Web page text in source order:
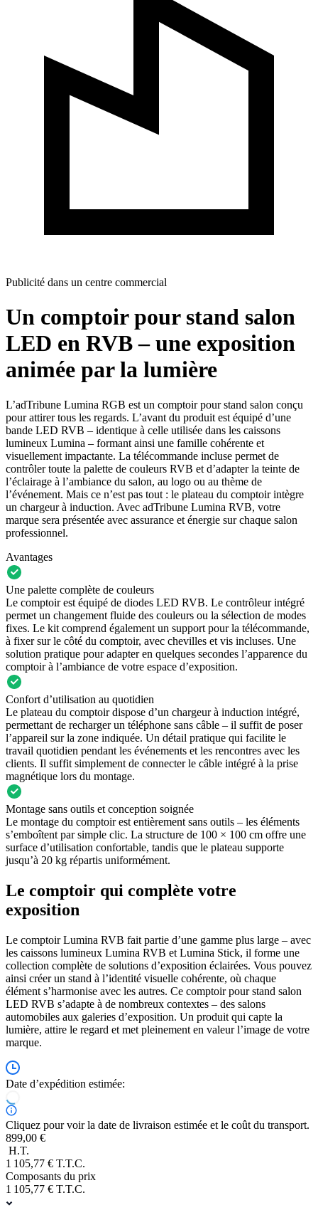
Publicité dans un centre commercial
Un comptoir pour stand salon
LED en RVB – une exposition
animée par la lumière
L’adTribune Lumina RGB est un comptoir pour stand salon conçu
pour attirer tous les regards. L’avant du produit est équipé d’une
bande LED RVB – identique à celle utilisée dans les caissons
lumineux Lumina – formant ainsi une famille cohérente et
visuellement impactante. La télécommande incluse permet de
contrôler toute la palette de couleurs RVB et d’adapter la teinte de
l’éclairage à l’ambiance du salon, au logo ou au thème de
l’événement. Mais ce n’est pas tout : le plateau du comptoir intègre
un chargeur à induction. Avec adTribune Lumina RVB, votre
marque sera présentée avec assurance et énergie sur chaque salon
professionnel.
Avantages
Une palette complète de couleurs
Le comptoir est équipé de diodes LED RVB. Le contrôleur intégré
permet un changement fluide des couleurs ou la sélection de modes
fixes. Le kit comprend également un support pour la télécommande,
à fixer sur le côté du comptoir, avec chevilles et vis incluses. Une
solution pratique pour adapter en quelques secondes l’apparence du
comptoir à l’ambiance de votre espace d’exposition.
Confort d’utilisation au quotidien
Le plateau du comptoir dispose d’un chargeur à induction intégré,
permettant de recharger un téléphone sans câble – il suffit de poser
l’appareil sur la zone indiquée. Un détail pratique qui facilite le
travail quotidien pendant les événements et les rencontres avec les
clients. Il suffit simplement de connecter le câble intégré à la prise
magnétique lors du montage.
Montage sans outils et conception soignée
Le montage du comptoir est entièrement sans outils – les éléments
s’emboîtent par simple clic. La structure de 100 × 100 cm offre une
surface d’utilisation confortable, tandis que le plateau supporte
jusqu’à 20 kg répartis uniformément.
Le comptoir qui complète votre
exposition
Le comptoir Lumina RVB fait partie d’une gamme plus large – avec
les caissons lumineux Lumina RVB et Lumina Stick, il forme une
collection complète de solutions d’exposition éclairées. Vous pouvez
ainsi créer un stand à l’identité visuelle cohérente, où chaque
élément s’harmonise avec les autres. Ce comptoir pour stand salon
LED RVB s’adapte à de nombreux contextes – des salons
automobiles aux galeries d’exposition. Un produit qui capte la
lumière, attire le regard et met pleinement en valeur l’image de votre
marque.
Date d’expédition estimée:
Cliquez pour voir la date de livraison estimée et le coût du transport.
899,00 €
H.T.
1 105,77 € T.T.C.
Composants du prix
1 105,77 € T.T.C.